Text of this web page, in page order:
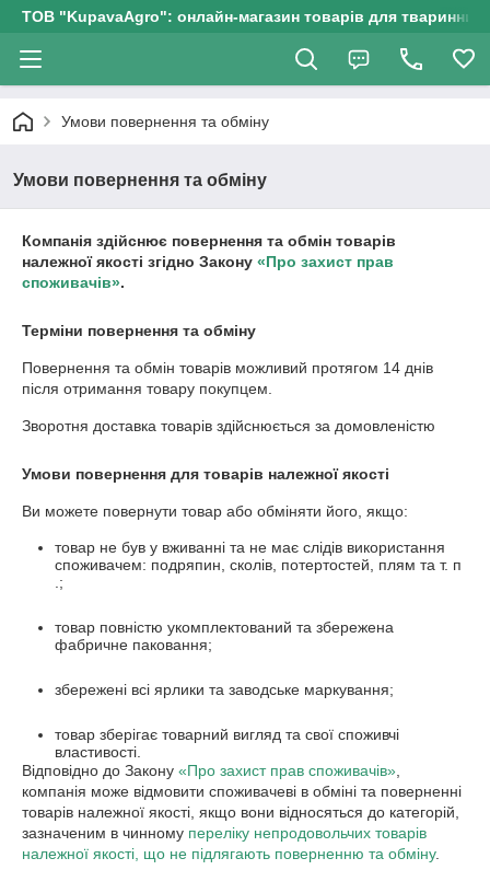
ТОВ "KupavaAgro": онлайн-магазин товарів для
Умови повернення та обміну
Умови повернення та обміну
Компанія здійснює повернення та обмін товарів
належної якості згідно Закону «Про захист прав
споживачів».
Терміни повернення та обміну
Повернення та обмін товарів можливий протягом 14 днів
після отримання товару покупцем.
Зворотня доставка товарів здійснюється за домовленістю
Умови повернення для товарів належної якості
Ви можете повернути товар або обміняти його, якщо:
товар не був у вживанні та не має слідів використання
споживачем: подряпин, сколів, потертостей, плям та т. п
.;
товар повністю укомплектований та збережена
фабричне паковання;
збережені всі ярлики та заводське маркування;
товар зберігає товарний вигляд та свої споживчі
властивості.
Відповідно до Закону «Про захист прав споживачів»
компанія може відмовити споживачеві в обміні та поверненні
товарів належної якості, якщо вони відносяться до категорій,
зазначеним в чинному переліку непродовольчих товарів
належної якості, що не підлягають поверненню та обміну.